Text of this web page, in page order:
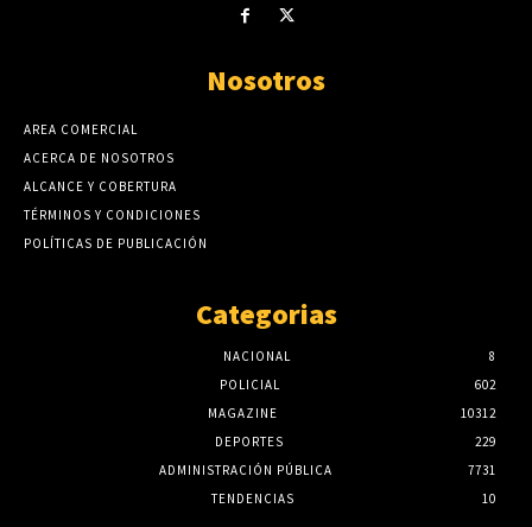
Nosotros
AREA COMERCIAL
ACERCA DE NOSOTROS
ALCANCE Y COBERTURA
TÉRMINOS Y CONDICIONES
POLÍTICAS DE PUBLICACIÓN
Categorias
NACIONAL
8
POLICIAL
602
MAGAZINE
10312
DEPORTES
229
ADMINISTRACIÓN PÚBLICA
7731
TENDENCIAS
10